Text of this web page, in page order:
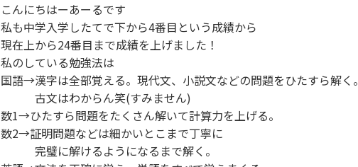
こんにちはーあーるです
私も中学入学したてで下から4番目という成績から
現在上から24番目まで成績を上げました！
私のしている勉強法は
国語→漢字は全部覚える。現代文、小説文などの問題をひたすら解く。
古文はわからん笑(すみません)
数1→ひたすら問題をたくさん解いて計算力を上げる。
数2→証明問題などは細かいとこまで丁寧に
完璧に解けるようになるまで解く。